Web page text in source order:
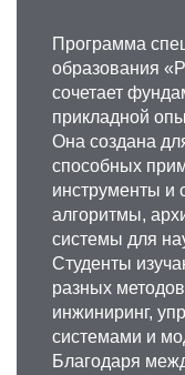
Программа
образования
сочетает
прикладной
Она создана
способных
инструменты и
алгоритмы,
системы для
Студенты
разных
инжиниринг,
системами и
Благодаря